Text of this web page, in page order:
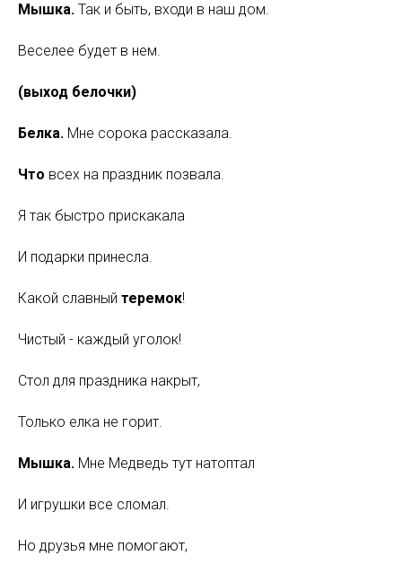
Мышка. Так и быть, входи в наш дом.
Веселее будет в нем.
(выход белочки)
Белка. Мне сорока рассказала.
Что всех на праздник позвала.
Я так быстро прискакала
И подарки принесла.
Какой славный теремок!
Чистый - каждый уголок!
Стол для праздника накрыт,
Только елка не горит.
Мышка. Мне Медведь тут натоптал
И игрушки все сломал.
Но друзья мне помогают,